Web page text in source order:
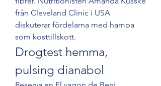
från Cleveland Clinic i USA
diskuterar fördelarna med hampa
som kosttillskott.
Drogtest hemma,
pulsing dianabol